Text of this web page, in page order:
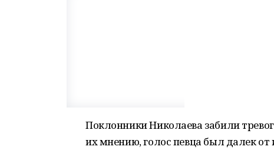
Поклонники Николаева забили
их мнению, голос певца был далек от